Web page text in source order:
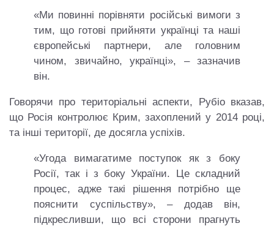
«Ми повинні порівняти російські вимоги з
тим, що готові прийняти українці та наші
європейські партнери, але головним
чином, звичайно, українці», – зазначив
він.
Говорячи про територіальні аспекти, Рубіо вказав,
що Росія контролює Крим, захоплений у 2014 році,
та інші території, де досягла успіхів.
«Угода вимагатиме поступок як з боку
Росії, так і з боку України. Це складний
процес, адже такі рішення потрібно ще
пояснити суспільству», – додав він,
підкресливши, що всі сторони прагнуть